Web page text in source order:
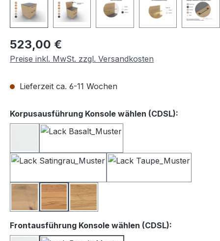
Regulärer Preis:
523,00 €
Preise inkl. MwSt. zzgl. Versandkosten
Lieferzeit ca. 6-11 Wochen
Korpusausführung Konsole wählen (CDSL):
BalkeneicheKernbucheWildeiche
Frontausführung Konsole wählen (CDSL):